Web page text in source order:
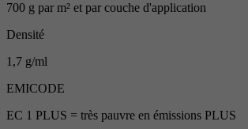
700 g par m² et par couche d'application
Densité
1,7 g/ml
EMICODE
EC 1 PLUS = très pauvre en émissions PLUS